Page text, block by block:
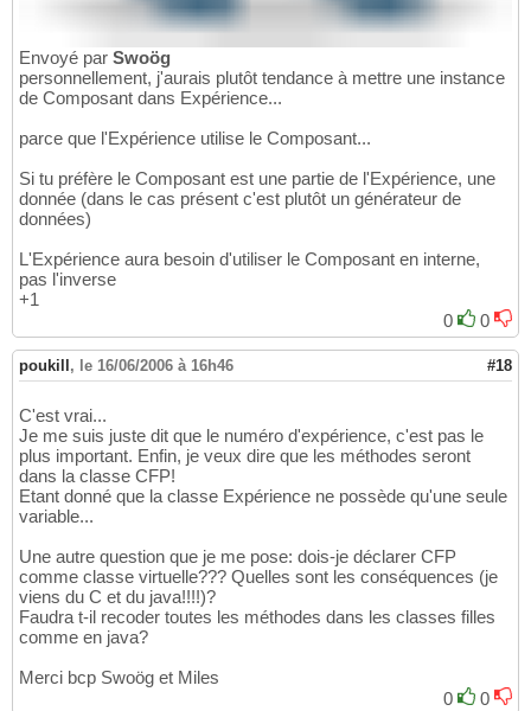
Envoyé par Swoög
personnellement, j'aurais plutôt tendance à mettre une instance
de Composant dans Expérience...
parce que l'Expérience utilise le Composant...
Si tu préfère le Composant est une partie de l'Expérience, une
donnée (dans le cas présent c'est plutôt un générateur de
données)
L'Expérience aura besoin d'utiliser le Composant en interne,
pas l'inverse
+1
0
0
poukill , le 16/06/2006 à 16h46 #18
C'est vrai...
Je me suis juste dit que le numéro d'expérience, c'est pas le
plus important. Enfin, je veux dire que les méthodes seront
dans la classe CFP!
Etant donné que la classe Expérience ne possède qu'une seule
variable...
Une autre question que je me pose: dois-je déclarer CFP
comme classe virtuelle??? Quelles sont les conséquences (je
viens du C et du java!!!!)?
Faudra t-il recoder toutes les méthodes dans les classes filles
comme en java?
Merci bcp Swoög et Miles
0
0